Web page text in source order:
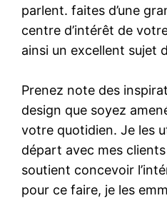
parlent. faites d’une
centre d’intérêt de
ainsi un excellent sujet
Prenez note des
design que soyez
votre quotidien. Je les
départ avec mes
soutient concevoir
pour ce faire, je les